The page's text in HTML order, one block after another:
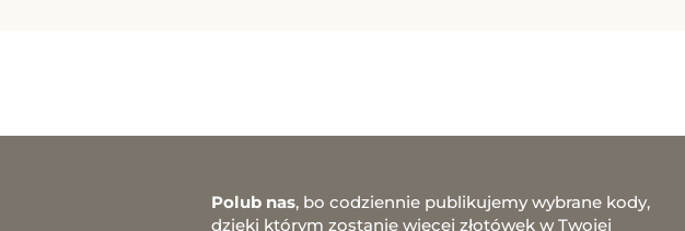
Polub nas, bo codziennie publikujemy wybrane kody,
dzięki którym zostanie więcej złotówek w Twojej